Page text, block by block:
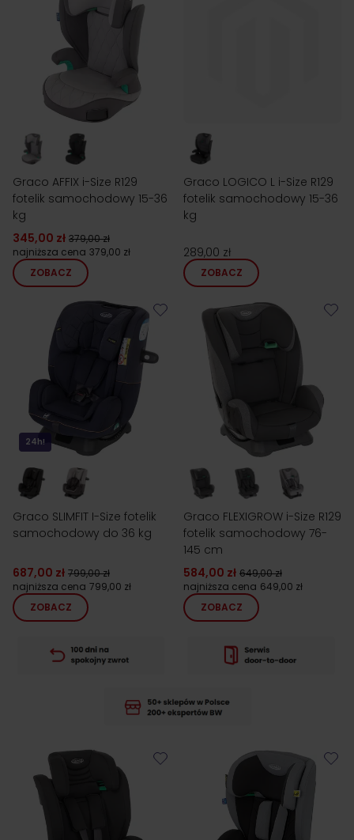
Graco AFFIX i-Size R129
fotelik samochodowy 15-36
kg
345,00 zł 379,00 zł
najniższa cena 379,00 zł
ZOBACZ
Graco LOGICO L i-Size R129
fotelik samochodowy 15-36
kg
289,00 zł
ZOBACZ
24h!
Graco SLIMFIT I-Size fotelik
samochodowy do 36 kg
687,00 zł 799,00 zł
najniższa cena 799,00 zł
ZOBACZ
Graco FLEXIGROW i-Size R129
fotelik samochodowy 76-
145 cm
584,00 zł 649,00 zł
najniższa cena 649,00 zł
ZOBACZ